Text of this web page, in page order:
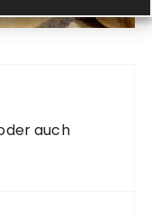
auch